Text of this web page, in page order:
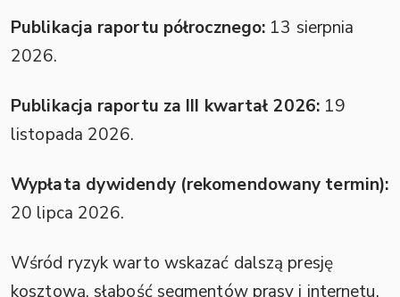
Publikacja raportu półrocznego: 13 sierpnia
2026.
Publikacja raportu za III kwartał 2026:19
listopada 2026.
Wypłata dywidendy (rekomendowany termin):
20 lipca 2026.
Wśród ryzyk warto wskazać dalszą presję
kosztową, słabość segmentów prasy i internetu,